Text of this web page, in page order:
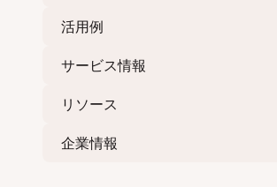
活用例
サービス情報
リソース
企業情報